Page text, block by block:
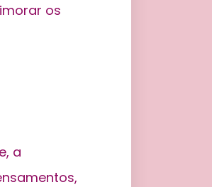
os
a